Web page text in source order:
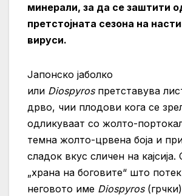
минерали, за да се заштити
претстојната сезона на
вируси.
Јапонско јаболко
или Diospyros претставува
дрво, чии плодови кога се
одликуваат со жолто-
темна жолто-црвена боја и
сладок вкус сличен на
„храна на боговите“ што
неговото име Diospyros